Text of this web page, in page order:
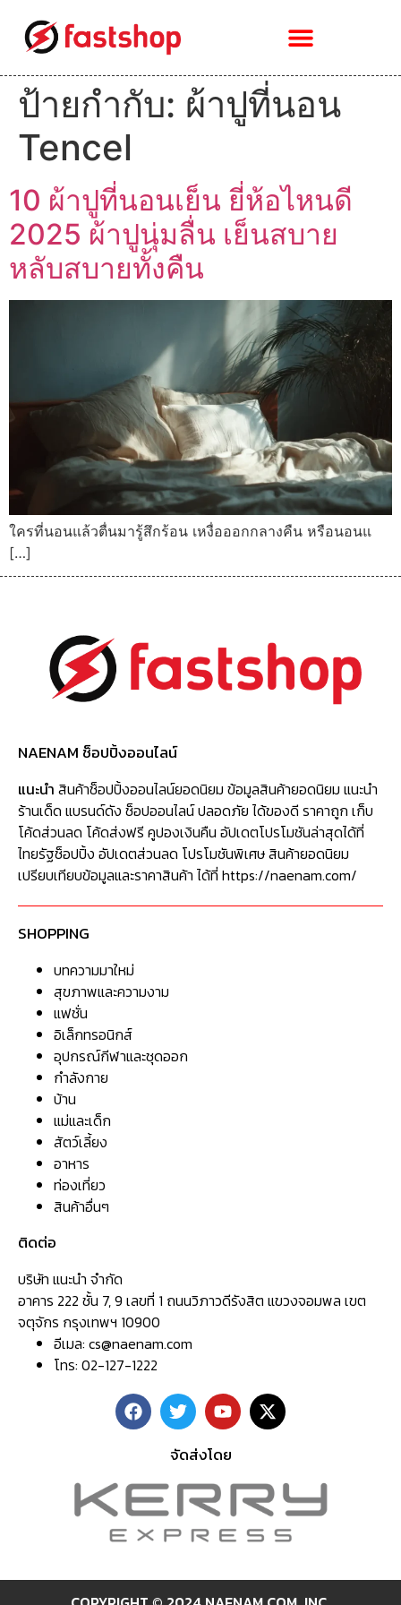
ป้ายกำกับ: ผ้าปูที่นอน
Tencel
10 ผ้าปูที่นอนเย็น ยี่ห้อไหนดี
2025 ผ้าปูนุ่มลื่น เย็นสบาย
หลับสบายทั้งคืน
ใครที่นอนแล้วตื่นมารู้สึกร้อน เหงื่อออกกลางคืน หรือนอนแ
[…]
NAENAM ช็อปปิ้งออนไลน์
แนะนำ สินค้าช็อปปิ้งออนไลน์ยอดนิยม ข้อมูลสินค้ายอดนิยม แนะนำ
ร้านเด็ด แบรนด์ดัง ช็อปออนไลน์ ปลอดภัย ได้ของดี ราคาถูก เก็บ
โค้ดส่วนลด โค้ดส่งฟรี คูปองเงินคืน อัปเดตโปรโมชันล่าสุดได้ที่
ไทยรัฐช็อปปิ้ง อัปเดตส่วนลด โปรโมชันพิเศษ สินค้ายอดนิยม
เปรียบเทียบข้อมูลและราคาสินค้า ได้ที่ https://naenam.com/
SHOPPING
บทความมาใหม่
สุขภาพและความงาม
แฟชั่น
อิเล็กทรอนิกส์
อุปกรณ์กีฬาและชุดออก
กำลังกาย
บ้าน
แม่และเด็ก
สัตว์เลี้ยง
อาหาร
ท่องเที่ยว
สินค้าอื่นๆ
ติดต่อ
บริษัท แนะนำ จำกัด
อาคาร 222 ชั้น 7, 9 เลขที่ 1 ถนนวิภาวดีรังสิต แขวงจอมพล เขต
จตุจักร กรุงเทพฯ 10900
อีเมล: cs@naenam.com
โทร: 02-127-1222
จัดส่งโดย